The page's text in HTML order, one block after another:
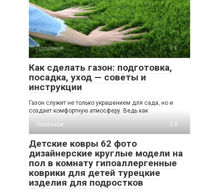
Полезное 0
Как сделать газон: подготовка,
посадка, уход — советы и
инструкции
Газон служит не только украшением для сада, но и
создает комфортную атмосферу. Ведь как
Полезное
0
Детские ковры 62 фото
дизайнерские круглые модели на
пол в комнату гипоаллергенные
коврики для детей турецкие
изделия для подростков